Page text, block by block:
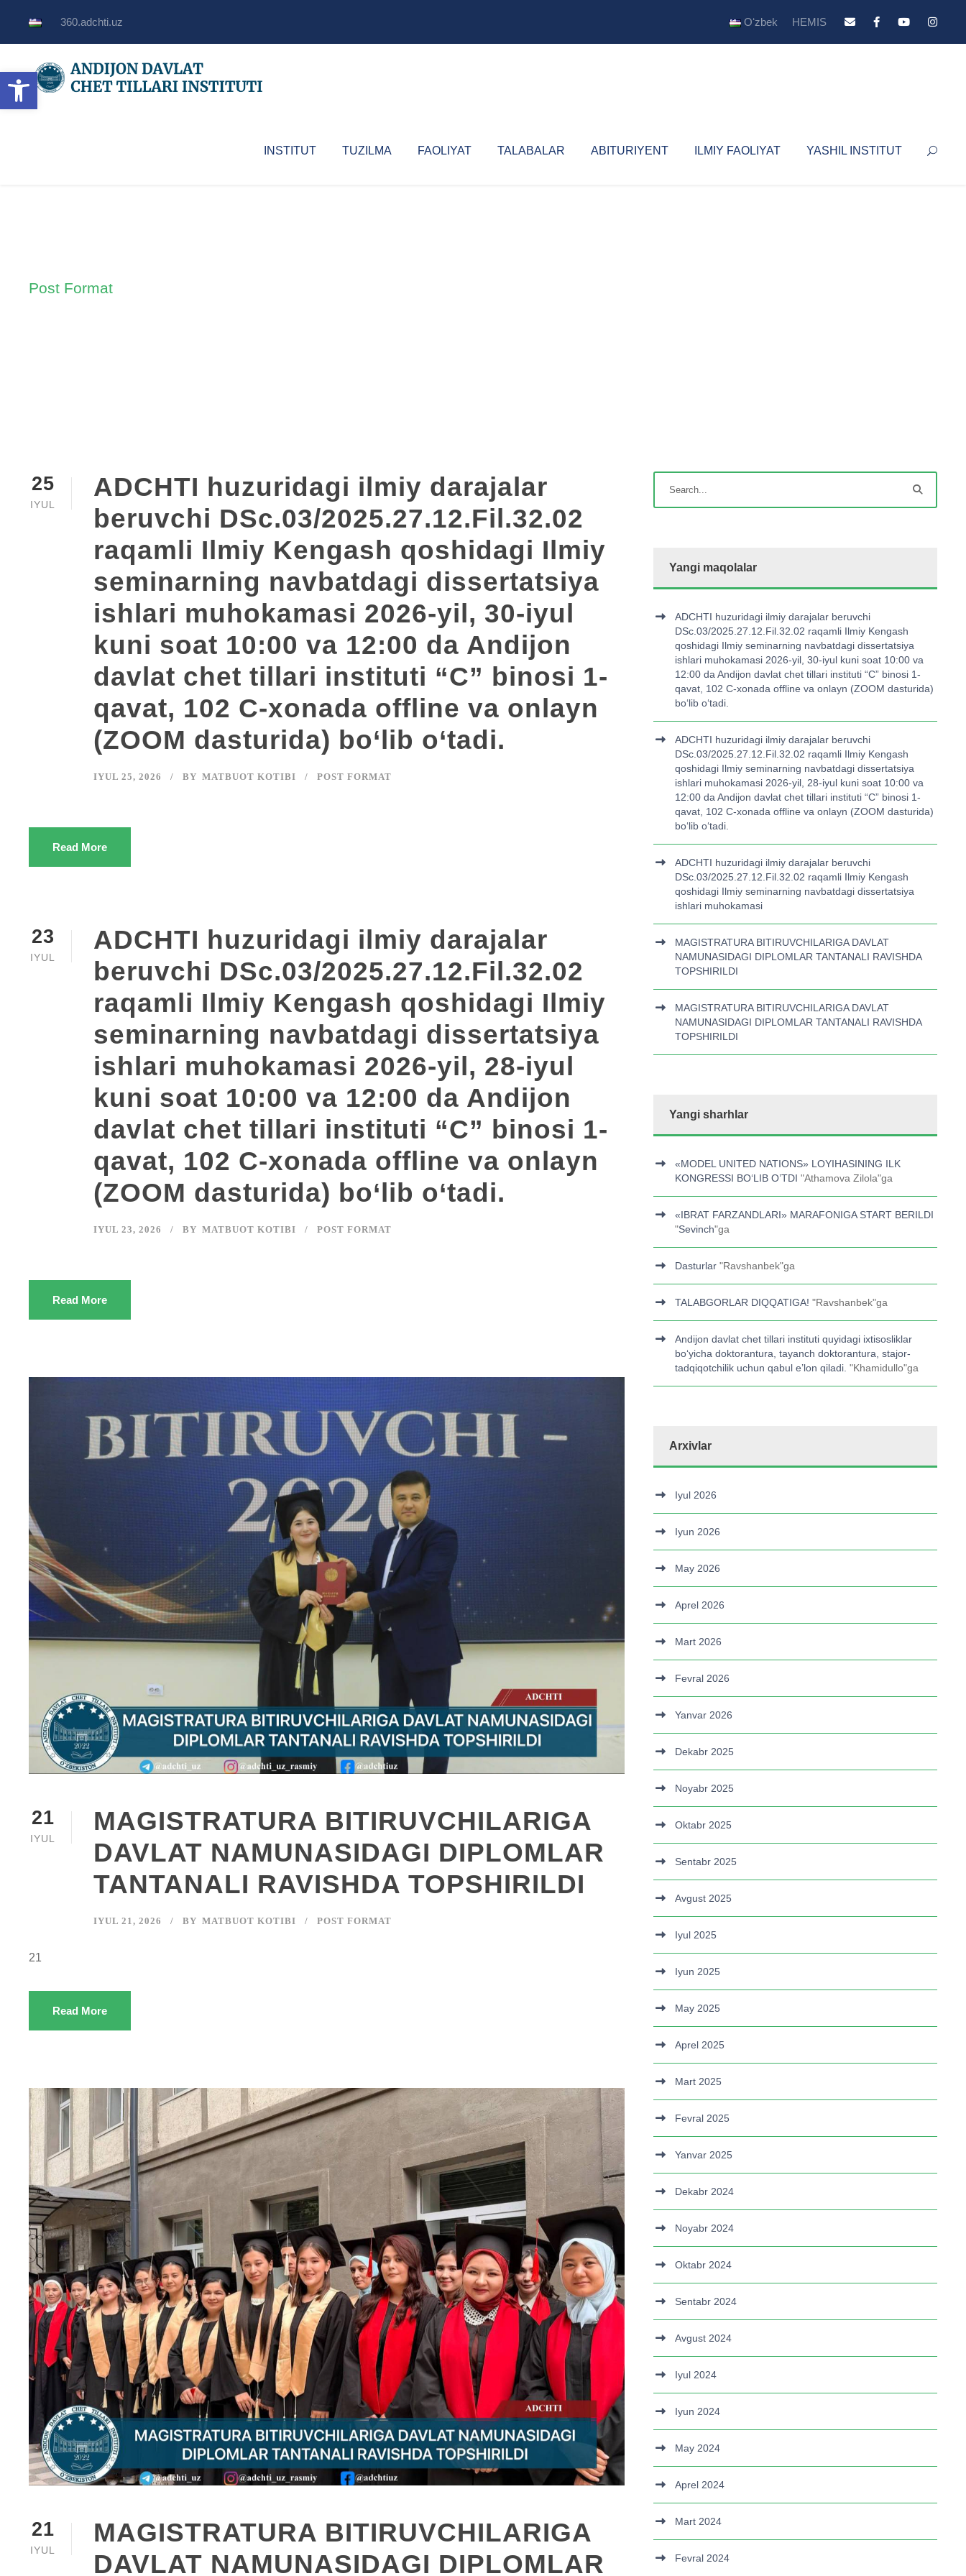
Open toolbar
360.adchti.uz Oʻzbek HEMIS
INSTITUT TUZILMA FAOLIYAT TALABALAR ABITURIYENT ILMIY FAOLIYAT YASHIL INSTITUT
Post Format
25
IYUL
ADCHTI huzuridagi ilmiy darajalar
beruvchi DSc.03/2025.27.12.Fil.32.02
raqamli Ilmiy Kengash qoshidagi Ilmiy
seminarning navbatdagi dissertatsiya
ishlari muhokamasi 2026-yil, 30-iyul
kuni soat 10:00 va 12:00 da Andijon
davlat chet tillari instituti “C” binosi 1-
qavat, 102 C-xonada offline va onlayn
(ZOOM dasturida) bo‘lib o‘tadi.
IYUL 25, 2026 BY MATBUOT KOTIBI POST FORMAT
Read More
23
IYUL
ADCHTI huzuridagi ilmiy darajalar
beruvchi DSc.03/2025.27.12.Fil.32.02
raqamli Ilmiy Kengash qoshidagi Ilmiy
seminarning navbatdagi dissertatsiya
ishlari muhokamasi 2026-yil, 28-iyul
kuni soat 10:00 va 12:00 da Andijon
davlat chet tillari instituti “C” binosi 1-
qavat, 102 C-xonada offline va onlayn
(ZOOM dasturida) bo‘lib o‘tadi.
IYUL 23, 2026 BY MATBUOT KOTIBI POST FORMAT
Read More
21
IYUL
MAGISTRATURA BITIRUVCHILARIGA
DAVLAT NAMUNASIDAGI DIPLOMLAR
TANTANALI RAVISHDA TOPSHIRILDI
IYUL 21, 2026 BY MATBUOT KOTIBI POST FORMAT
21
Read More
21
IYUL
MAGISTRATURA BITIRUVCHILARIGA
DAVLAT NAMUNASIDAGI DIPLOMLAR
Yangi maqolalar
ADCHTI huzuridagi ilmiy darajalar beruvchi
DSc.03/2025.27.12.Fil.32.02 raqamli Ilmiy Kengash
qoshidagi Ilmiy seminarning navbatdagi dissertatsiya
ishlari muhokamasi 2026-yil, 30-iyul kuni soat 10:00 va
12:00 da Andijon davlat chet tillari instituti “C” binosi 1-
qavat, 102 C-xonada offline va onlayn (ZOOM dasturida)
bo‘lib o‘tadi.
ADCHTI huzuridagi ilmiy darajalar beruvchi
DSc.03/2025.27.12.Fil.32.02 raqamli Ilmiy Kengash
qoshidagi Ilmiy seminarning navbatdagi dissertatsiya
ishlari muhokamasi 2026-yil, 28-iyul kuni soat 10:00 va
12:00 da Andijon davlat chet tillari instituti “C” binosi 1-
qavat, 102 C-xonada offline va onlayn (ZOOM dasturida)
bo‘lib o‘tadi.
ADCHTI huzuridagi ilmiy darajalar beruvchi
DSc.03/2025.27.12.Fil.32.02 raqamli Ilmiy Kengash
qoshidagi Ilmiy seminarning navbatdagi dissertatsiya
ishlari muhokamasi
MAGISTRATURA BITIRUVCHILARIGA DAVLAT
NAMUNASIDAGI DIPLOMLAR TANTANALI RAVISHDA
TOPSHIRILDI
MAGISTRATURA BITIRUVCHILARIGA DAVLAT
NAMUNASIDAGI DIPLOMLAR TANTANALI RAVISHDA
TOPSHIRILDI
Yangi sharhlar
«MODEL UNITED NATIONS» LOYIHASINING ILK
KONGRESSI BOʻLIB O’TDI "Athamova Zilola"ga
«IBRAT FARZANDLARI» MARAFONIGA START BERILDI
"Sevinch"ga
Dasturlar "Ravshanbek"ga
TALABGORLAR DIQQATIGA! "Ravshanbek"ga
Andijon davlat chet tillari instituti quyidagi ixtisosliklar
bo‘yicha doktorantura, tayanch doktorantura, stajor-
tadqiqotchilik uchun qabul e’lon qiladi. "Khamidullo"ga
Arxivlar
Iyul 2026
Iyun 2026
May 2026
Aprel 2026
Mart 2026
Fevral 2026
Yanvar 2026
Dekabr 2025
Noyabr 2025
Oktabr 2025
Sentabr 2025
Avgust 2025
Iyul 2025
Iyun 2025
May 2025
Aprel 2025
Mart 2025
Fevral 2025
Yanvar 2025
Dekabr 2024
Noyabr 2024
Oktabr 2024
Sentabr 2024
Avgust 2024
Iyul 2024
Iyun 2024
May 2024
Aprel 2024
Mart 2024
Fevral 2024